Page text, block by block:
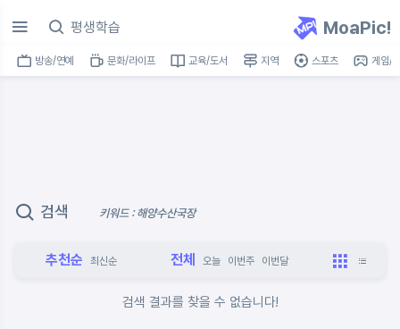
MoaPic!
방송/연예 문화/라이프 교육/도서 지역 스포츠 게임/
검색 키워드 : 해양수산국장
추천순 최신순 전체 오늘 이번주 이번달
검색 결과를 찾을 수 없습니다!